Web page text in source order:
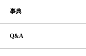
事典
Q&A